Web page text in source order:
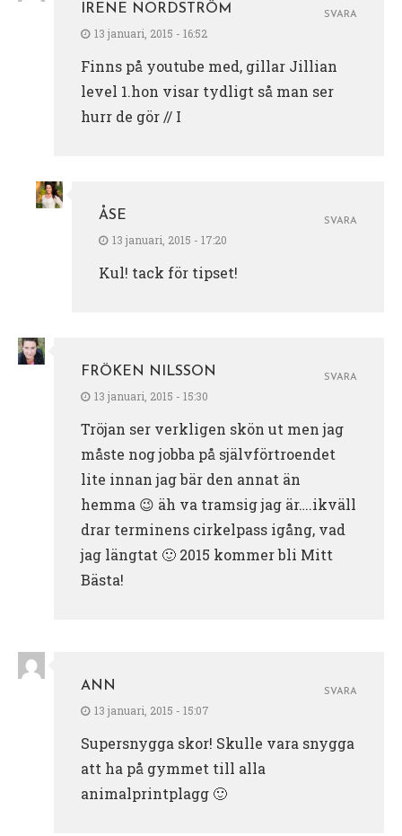
IRENE NORDSTRÖM
13 januari, 2015 - 16:52
Finns på youtube med, gillar Jillian
level 1.hon visar tydligt så man ser
hurr de gör // I
SVARA
ÅSE
13 januari, 2015 - 17:20
Kul! tack för tipset!
SVARA
FRÖKEN NILSSON
13 januari, 2015 - 15:30
Tröjan ser verkligen skön ut men jag
måste nog jobba på självförtroendet
lite innan jag bär den annat än
hemma 😉 äh va tramsig jag är….ikväll
drar terminens cirkelpass igång, vad
jag längtat 🙂 2015 kommer bli Mitt
Bästa!
SVARA
ANN
13 januari, 2015 - 15:07
Supersnygga skor! Skulle vara snygga
att ha på gymmet till alla
animalprintplagg 🙂
SVARA